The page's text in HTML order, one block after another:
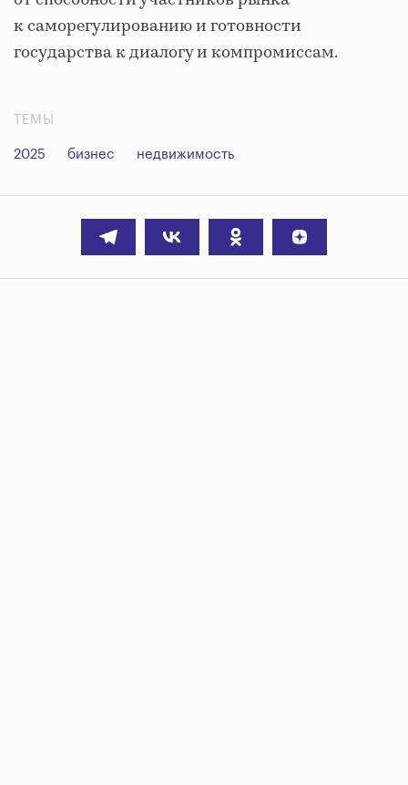
к саморегулированию и готовности
государства к диалогу и компромиссам.
ТЕМЫ
2025 бизнес недвижимость